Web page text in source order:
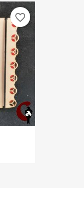
favorite_border